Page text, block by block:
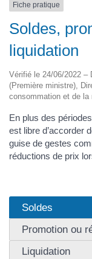
Fiche pratique
Soldes,
liquidation
Vérifié le 24/06/2022 –
(Première ministre),
consommation et de la
En plus des
est libre d’accorder
guise de gestes
réductions de prix
Soldes
Promotion ou
Liquidation